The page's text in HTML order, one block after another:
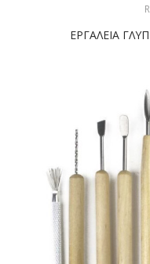
ΕΡΓΑΛΕΙΑ